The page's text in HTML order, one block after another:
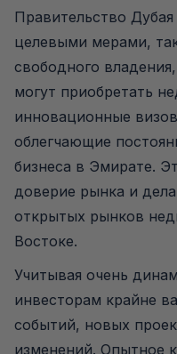
Правительство
целевыми мерами,
свободного
могут приобретать
инновационные
облегчающие
бизнеса в Эмирате.
доверие рынка и
открытых рынков
Востоке.
Учитывая очень
инвесторам крайне
событий, новых
изменений. Опытное